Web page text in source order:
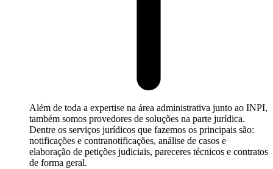
Além de toda a expertise na área administrativa junto ao INPI,
também somos provedores de soluções na parte jurídica.
Dentre os serviços jurídicos que fazemos os principais são:
notificações e contranotificações, análise de casos e
elaboração de petições judiciais, pareceres técnicos e contratos
de forma geral.